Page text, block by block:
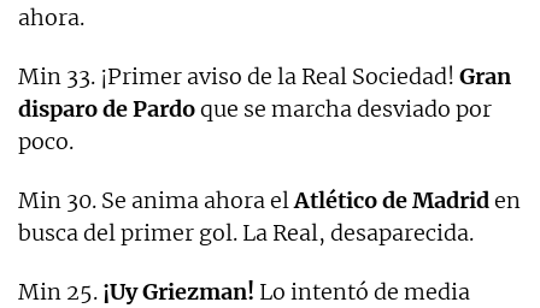
ahora.
Min 33. ¡Primer aviso de la Real Sociedad! Gran
disparo de Pardoque se marcha desviado por
poco.
Min 30. Se anima ahora elAtlético de Madriden
busca del primer gol. La Real, desaparecida.
Min 25. ¡Uy Griezman! Lo intentó de media